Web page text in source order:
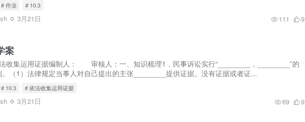
# 作业 # 10.3
3月21日 111 9
案
收集运用证据编制人： 审核人：一、知识梳理1．民事诉讼实行“________，________”的
（1）法律规定当事人对自己提出的主张________提供证据。没有证据或者证...
# 10.3 # 依法收集运用证据
3月21日 69 9